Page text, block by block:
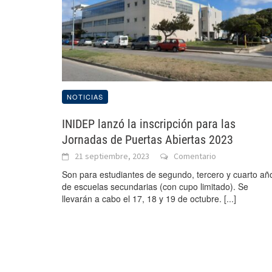
NOTICIAS
INIDEP lanzó la inscripción para las
Jornadas de Puertas Abiertas 2023
21 septiembre, 2023 Comentario
Son para estudiantes de segundo, tercero y cuarto
de escuelas secundarias (con cupo limitado). Se
llevarán a cabo el 17, 18 y 19 de octubre. [...]